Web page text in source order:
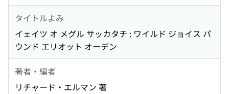
タイトルよみ
イェイツ オ メグル サッカタチ : ワイルド ジョイス パ
ウンド エリオット オーデン
著者・編者
リチャード・エルマン 著